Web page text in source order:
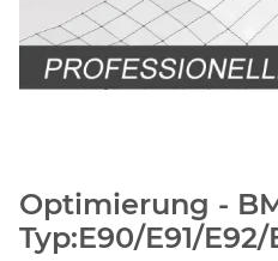
Optimierung -
Typ:E90/E91/E92/